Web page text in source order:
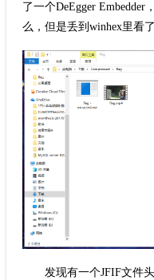
了一个DeEgger
么，但是丢到winhex里看
发现有一个JFIF文件头